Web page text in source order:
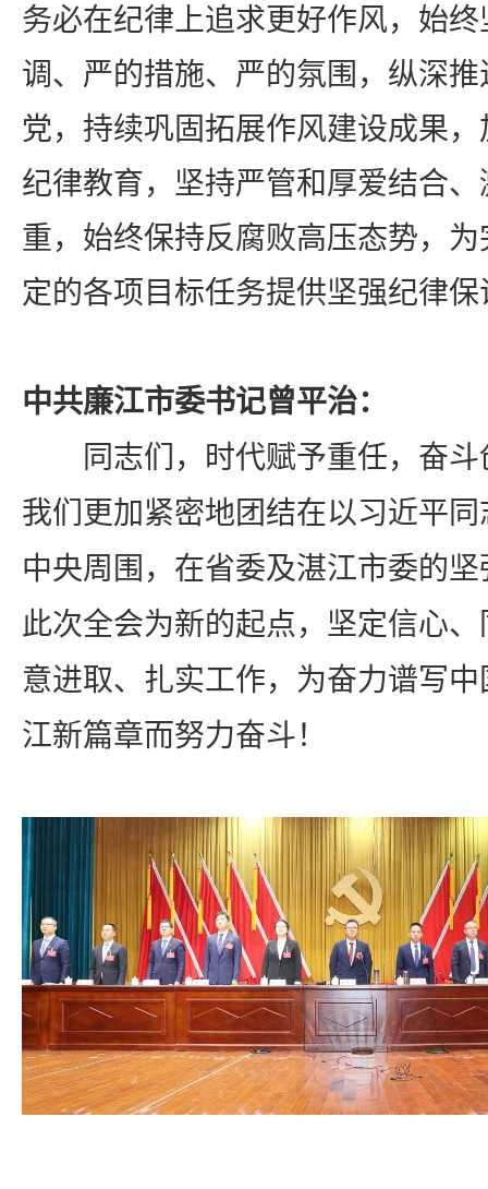
务必在纪律上追求更好作风，始
调、严的措施、严的氛围，纵深
党，持续巩固拓展作风建设成果
纪律教育，坚持严管和厚爱结合
重，始终保持反腐败高压态势，
定的各项目标任务提供坚强纪律
中共廉江市委书记曾平治：
同志们，时代赋予重任，奋斗
我们更加紧密地团结在以习近平
中央周围，在省委及湛江市委的
此次全会为新的起点，坚定信心
意进取、扎实工作，为奋力谱写
江新篇章而努力奋斗！